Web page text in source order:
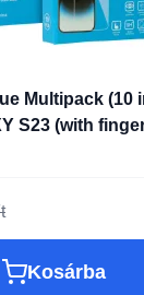
Multipack (10
S23 (with
Kosárba